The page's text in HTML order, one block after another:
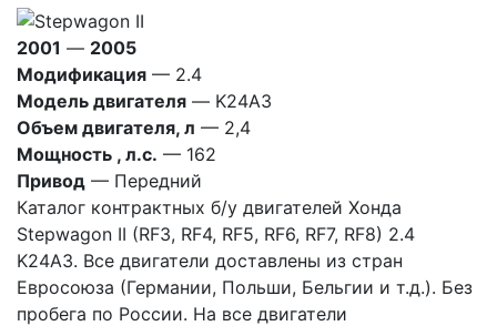
2001 — 2005
Модификация — 2.4
Модель двигателя — K24A3
Объем двигателя, л — 2,4
Мощность , л.с. — 162
Привод — Передний
Каталог контрактных б/у двигателей Хонда
Stepwagon II (RF3, RF4, RF5, RF6, RF7, RF8) 2.4
K24A3. Все двигатели доставлены из стран
Евросоюза (Германии, Польши, Бельгии и т.д.). Без
пробега по России. На все двигатели